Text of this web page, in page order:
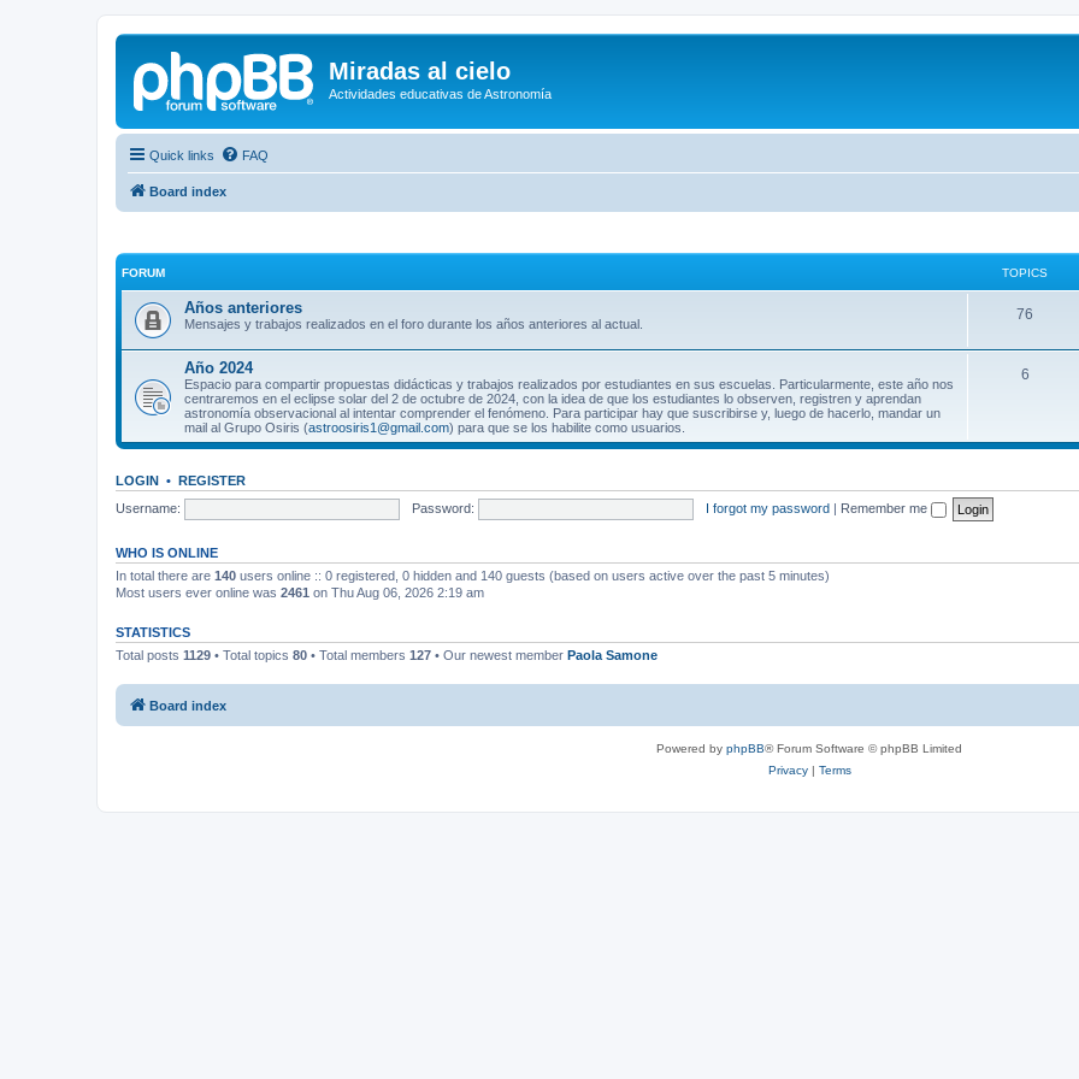
Miradas al cielo
Actividades educativas de Astronomía
Quick links FAQ
Board index
FORUM TOPICS
Años anteriores
Mensajes y trabajos realizados en el foro durante los años anteriores al actual.
76
Año 2024
Espacio para compartir propuestas didácticas y trabajos realizados por estudiantes en sus escuelas. Particularmente, este año nos
centraremos en el eclipse solar del 2 de octubre de 2024, con la idea de que los estudiantes lo observen, registren y aprendan
astronomía observacional al intentar comprender el fenómeno. Para participar hay que suscribirse y, luego de hacerlo, mandar un
mail al Grupo Osiris (astroosiris1@gmail.com) para que se los habilite como usuarios.
6
LOGIN • REGISTER
Username:
Password: I forgot my password | Remember me
WHO IS ONLINE
In total there are 140 users online :: 0 registered, 0 hidden and 140 guests (based on users active over the past 5 minutes)
Most users ever online was 2461 on Thu Aug 06, 2026 2:19 am
STATISTICS
Total posts 1129 • Total topics 80 • Total members 127 • Our newest member Paola Samone
Board index
Powered by phpBB® Forum Software © phpBB Limited
Privacy| Terms